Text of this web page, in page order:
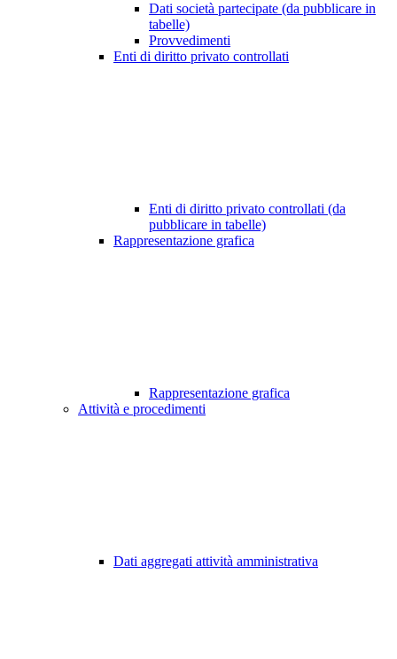
Dati società partecipate (da pubblicare in
tabelle)
Provvedimenti
Enti di diritto privato controllati
Enti di diritto privato controllati (da
pubblicare in tabelle)
Rappresentazione grafica
Rappresentazione grafica
Attività e procedimenti
Dati aggregati attività amministrativa